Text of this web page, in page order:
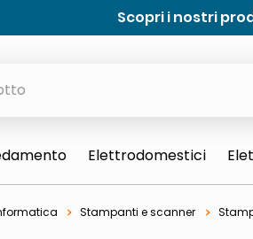
Scopri i nostri
Elettrodomestici
Stampanti e scanner